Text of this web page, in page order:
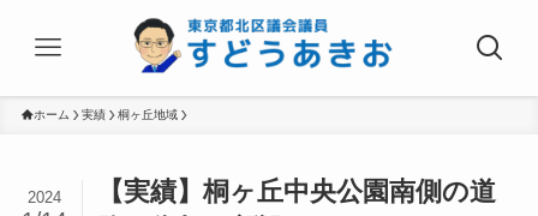
ホーム 実績 桐ヶ丘地域
【実績】桐ヶ丘中央公園南側の道
2024